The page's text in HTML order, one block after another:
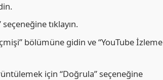
tıklayın.
bölümüne gidin ve “YouTube İzleme
için “Doğrula” seçeneğine